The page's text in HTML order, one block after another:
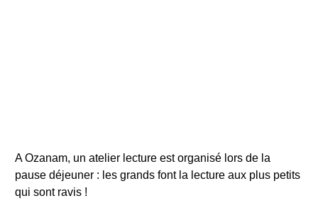
A Ozanam, un atelier lecture est organisé lors de la
pause déjeuner : les grands font la lecture aux plus petits
qui sont ravis !